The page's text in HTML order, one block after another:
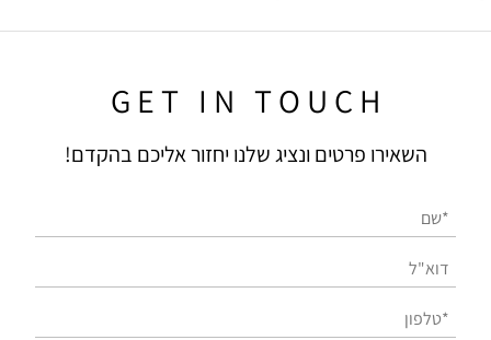
G E T I N T O U C H
השאירו פרטים ונציג שלנו יחזור אליכם בהקדם!